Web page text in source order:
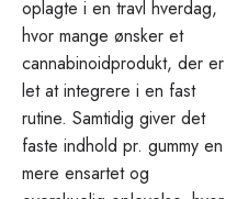
oplagte i en travl hverdag,
hvor mange ønsker et
cannabinoidprodukt, der er
let at integrere i en fast
rutine. Samtidig giver det
faste indhold pr. gummy en
mere ensartet og